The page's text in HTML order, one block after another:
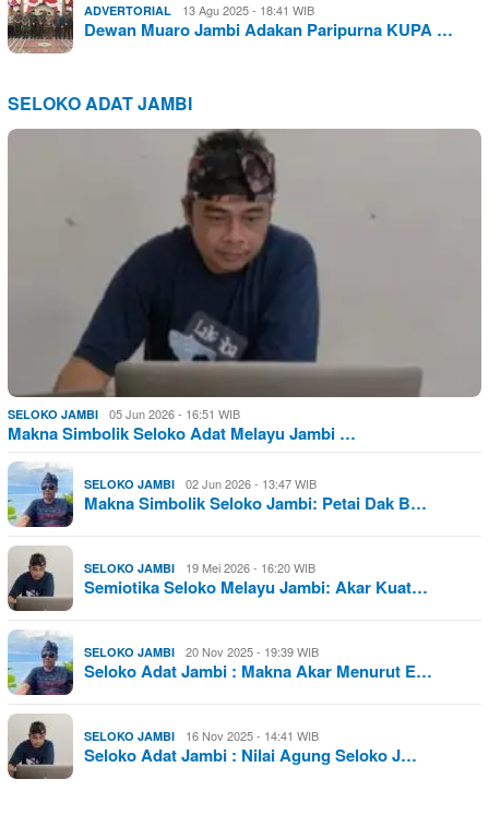
ADVERTORIAL 13 Agu 2025 - 18:41 WIB
Dewan Muaro Jambi Adakan Paripurna KUPA …
SELOKO ADAT JAMBI
SELOKO JAMBI 05 Jun 2026 - 16:51 WIB
Makna Simbolik Seloko Adat Melayu Jambi …
SELOKO JAMBI 02 Jun 2026 - 13:47 WIB
Makna Simbolik Seloko Jambi: Petai Dak B…
SELOKO JAMBI 19 Mei 2026 - 16:20 WIB
Semiotika Seloko Melayu Jambi: Akar Kuat…
SELOKO JAMBI 20 Nov 2025 - 19:39 WIB
Seloko Adat Jambi : Makna Akar Menurut E…
SELOKO JAMBI 16 Nov 2025 - 14:41 WIB
Seloko Adat Jambi : Nilai Agung Seloko J…